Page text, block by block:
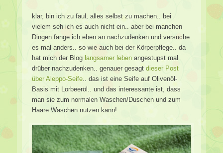
klar, bin ich zu faul, alles selbst zu machen.. bei
vielem seh ich es auch nicht ein.. aber bei manchen
Dingen fange ich eben an nachzudenken und versuche
es mal anders.. so wie auch bei der Körperpflege.. da
hat mich der Blog langsamer leben angestupst mal
drüber nachzudenken.. genauer gesagt dieser Post
über Aleppo-Seife.. das ist eine Seife auf Olivenöl-
Basis mit Lorbeeröl.. und das interessante ist, dass
man sie zum normalen Waschen/Duschen und zum
Haare Waschen nutzen kann!